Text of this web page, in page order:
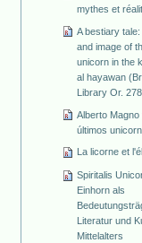
mythes et
A bestiary
and image of
unicorn in the
al hayawan
Library Or.
Alberto Magno
últimos
La licorne et
Spiritalis
Einhorn als
Literatur und
Mittelalters